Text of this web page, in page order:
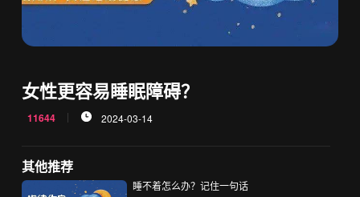
女性更容易睡眠障碍？
11644 2024-03-14
其他推荐
睡不着怎么办？记住一句话